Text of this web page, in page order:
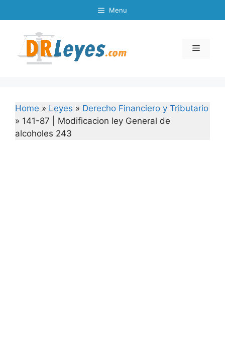
to
Menu
Menu
Home » Leyes » Derecho Financiero y Tributario
» 141-87 | Modificacion ley General de
alcoholes 243